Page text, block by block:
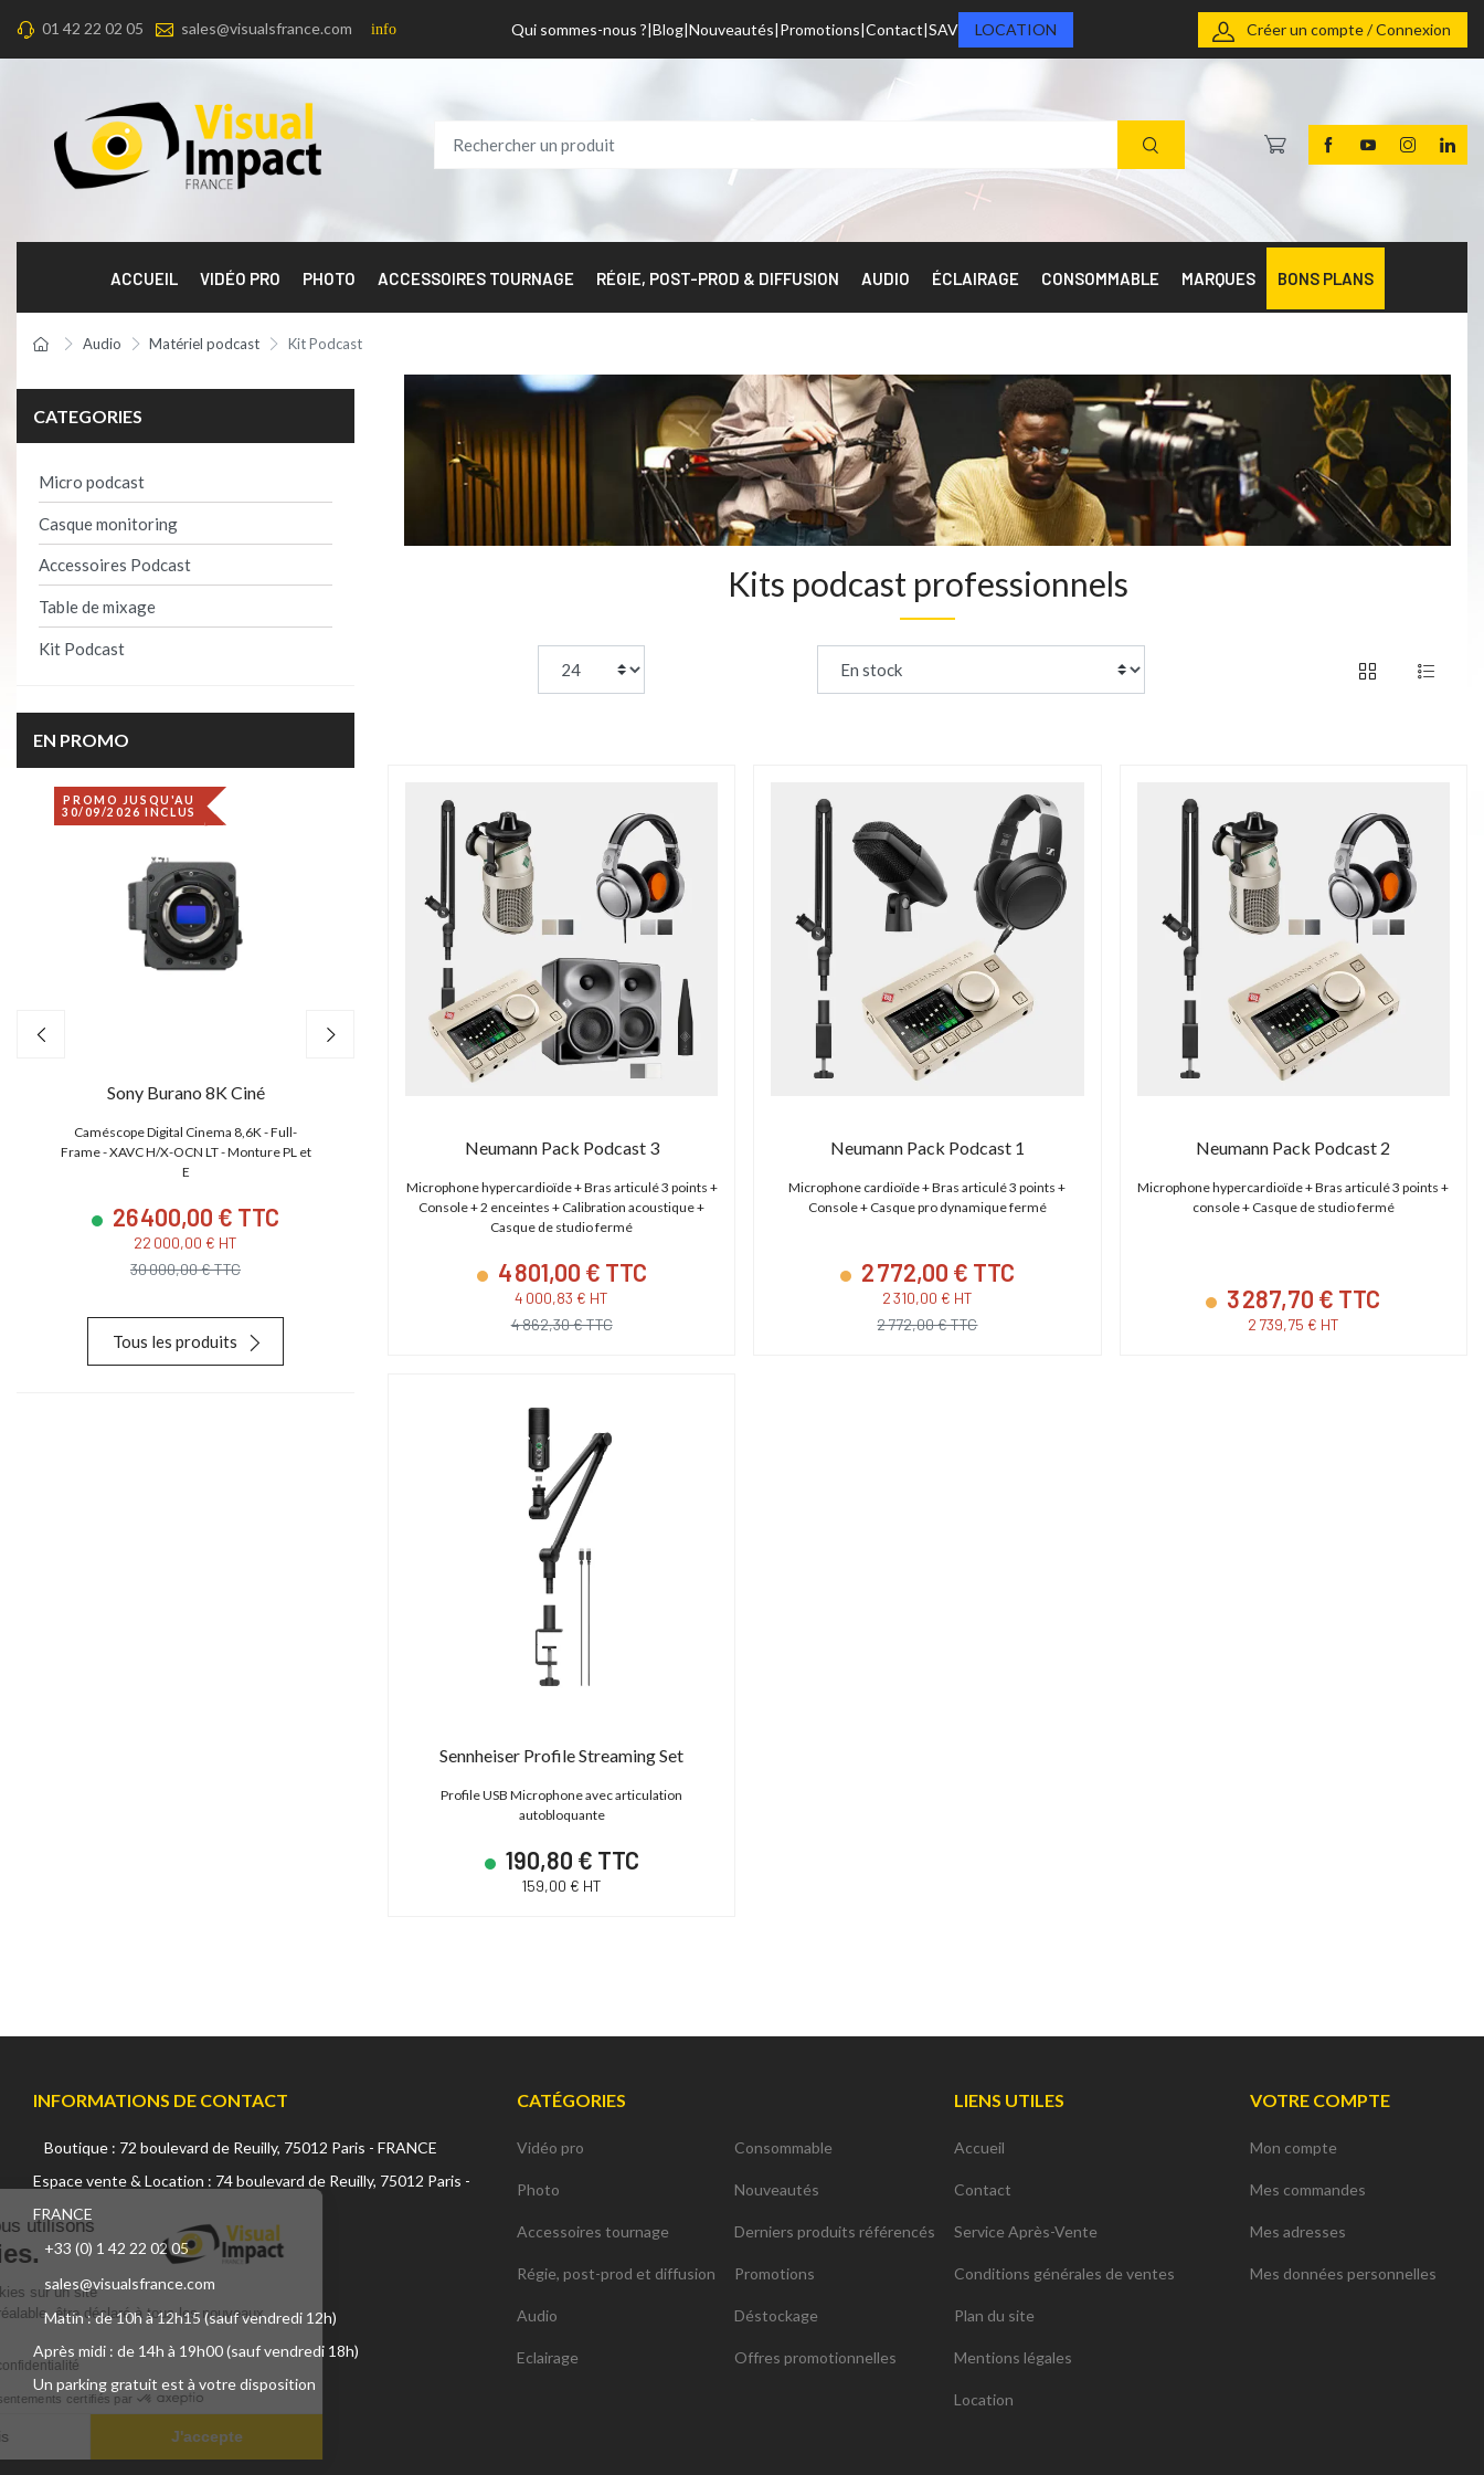
01 42 22 02 05 sales@visualsfrance.com info Qui sommes-nous ? Blog Nouveautés Promotions Contact SAV LOCATION Créer un compte / Connexion
ACCUEIL VIDÉO PRO PHOTO ACCESSOIRES TOURNAGE RÉGIE, POST-PROD & DIFFUSION AUDIO ÉCLAIRAGE CONSOMMABLE MARQUES BONS PLANS
Audio Matériel podcast Kit Podcast
CATEGORIES
Micro podcast
Casque monitoring
Accessoires Podcast
Table de mixage
Kit Podcast
EN PROMO
PROMO JUSQU'AU
30/09/2026 INCLUS
Sony Burano 8K Ciné
Caméscope Digital Cinema 8,6K - Full-
Frame - XAVC H/X-OCN LT - Monture PL et
E
26 400,00 € TTC
22 000,00 € HT
30 000,00 € TTC
DÉSTOCKAGE
CMOS S35 4.5K - Monture PL
23 880,00 € TTC
28 627,19 € TTC
4K HDR Full Duplex 300m / 12G-SDI & HDMI
15 600,00 € TTC
21 600,00 € TTC
14 790,00 € TTC
31/12/2026 INCLUS
Plate Mitchell | 2D)
14 606,40 €
Tous les produits
Kits podcast professionnels
Neumann Pack Podcast 3
Microphone hypercardioïde + Bras articulé 3 points +
Console + 2 enceintes + Calibration acoustique +
Casque de studio fermé
4 801,00 € TTC
4 000,83 € HT
4 862,30 € TTC
Neumann Pack Podcast 1
Microphone cardioïde + Bras articulé 3 points +
Console + Casque pro dynamique fermé
2 772,00 € TTC
2 310,00 € HT
2 772,00 € TTC
Neumann Pack Podcast 2
Microphone hypercardioïde + Bras articulé 3 points +
console + Casque de studio fermé
3 287,70 € TTC
2 739,75 € HT
Sennheiser Profile Streaming Set
Profile USB Microphone avec articulation
autobloquante
190,80 € TTC
159,00 € HT
INFORMATIONS DE CONTACT
Boutique : 72 boulevard de Reuilly, 75012 Paris - FRANCE
Espace vente & Location : 74 boulevard de Reuilly, 75012 Paris -
FRANCE
+33 (0) 1 42 22 02 05
sales@visualsfrance.com
Matin : de 10h à 12h15 (sauf vendredi 12h)
Après midi : de 14h à 19h00 (sauf vendredi 18h)
Un parking gratuit est à votre disposition
CATÉGORIES
Vidéo pro
Photo
Accessoires tournage
Régie, post-prod et diffusion
Audio
Eclairage
Consommable
Nouveautés
Derniers produits référencés
Promotions
Déstockage
Offres promotionnelles
LIENS UTILES
Accueil
Contact
Service Après-Vente
Conditions générales de ventes
Plan du site
Mentions légales
Location
VOTRE COMPTE
Mon compte
Mes commandes
Mes adresses
Mes données personnelles
Sur ce site, nous utilisons
des cookies.
L'utilisation de cookies sur un site
internet, doit, au préalable, être déclaré à tous les nouveaux
Lire la politique de confidentialité
Consentements certifiés par
Je choisis